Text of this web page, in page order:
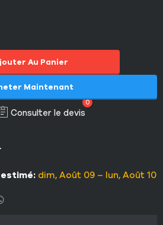
Au Panier
Consulter le devis
0
Maintenant
dim, Août 09 – lun, Août 10